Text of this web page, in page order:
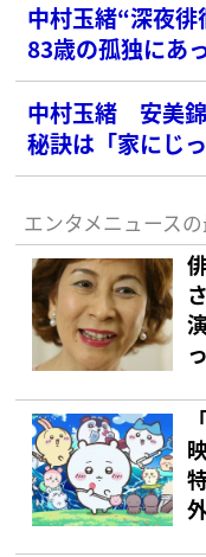
中村玉緒“深夜
83歳の孤独にあ
顛末
中村玉緒 安美
秘訣は「家にじ
エンタメニュース